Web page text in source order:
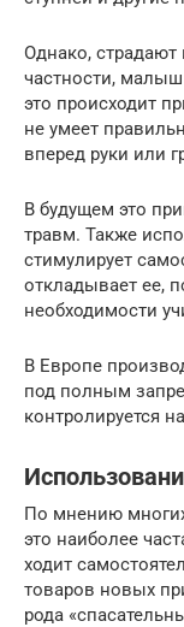
Однако, страдают
частности, малыш
это происходит
не умеет
вперед руки или
В будущем это
травм. Также
стимулирует
откладывает ее,
необходимости
В Европе
под полным
контролируется
По мнению
это наиболее
ходит
товаров новых
рода